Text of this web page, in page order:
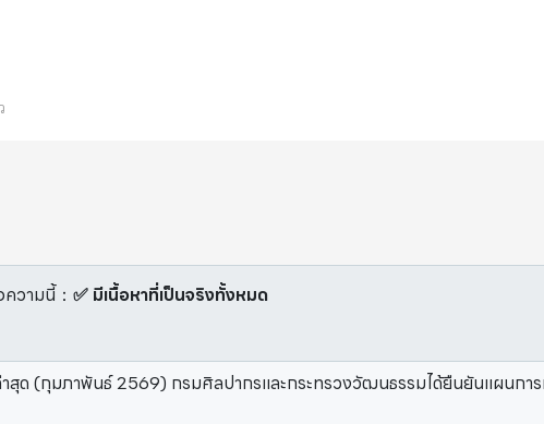
ความนี้： ✅ มีเนื้อหาที่เป็นจริงทั้งหมด
สุด (กุมภาพันธ์ 2569) กรมศิลปากรและกระทรวงวัฒนธรรมได้ยืนยันแผนกา